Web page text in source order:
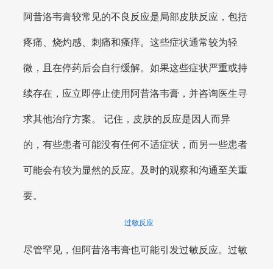
阿昔洛韦膏较常见的不良反应是局部皮肤反应，包括
疼痛、烧灼感、刺痛和瘙痒。这些症状通常较为轻
微，且在停药后会自行缓解。如果这些症状严重或持
续存在，应立即停止使用阿昔洛韦膏，并咨询医生寻
求其他治疗方案。 记住，皮肤的反应是因人而异
的，有些患者可能没有任何不适症状，而另一些患者
可能会有较为显然的反应。及时的观察和沟通至关重
要。
过敏反应
尽管罕见，但阿昔洛韦膏也可能引发过敏反应。过敏